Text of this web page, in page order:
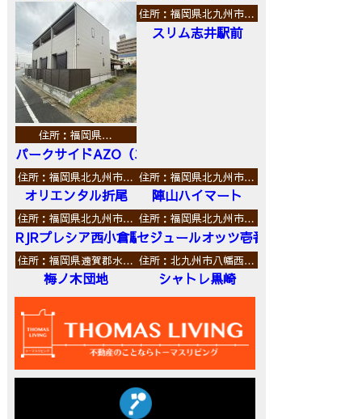
住所：福岡県…
パークサイドAZO（エーゼットオー）
住所：福岡県北九州市…
スリム志井駅前
住所：福岡県北九州市…
オリエンタル折尾
住所：福岡県北九州市…
陣山ハイマート
住所：福岡県北九州市…
RJRプレシア西小倉駅前
住所：福岡県北九州市…
セジュールオッツ壱番館
住所：福岡県遠賀郡水…
梅ノ木団地
住所：北九州市八幡西…
シャトレ黒崎